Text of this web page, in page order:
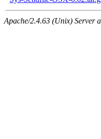
Apache/2.4.63 (Unix) Server